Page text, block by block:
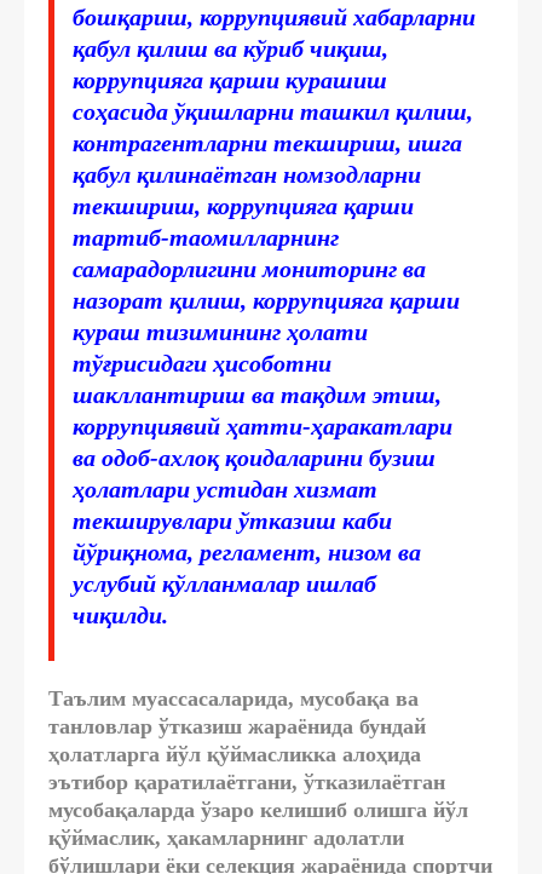
бошқариш, коррупциявий хабарларни
қабул қилиш ва кўриб чиқиш,
коррупцияга қарши курашиш
соҳасида ўқишларни ташкил қилиш,
контрагентларни текшириш, ишга
қабул қилинаётган номзодларни
текшириш, коррупцияга қарши
тартиб-таомилларнинг
самарадорлигини мониторинг ва
назорат қилиш, коррупцияга қарши
кураш тизимининг ҳолати
тўғрисидаги ҳисоботни
шакллантириш ва тақдим этиш,
коррупциявий ҳатти-ҳаракатлари
ва одоб-ахлоқ қоидаларини бузиш
ҳолатлари устидан хизмат
текширувлари ўтказиш каби
йўриқнома, регламент, низом ва
услубий қўлланмалар ишлаб
чиқилди.
Таълим муассасаларида, мусобақа ва
танловлар ўтказиш жараёнида бундай
ҳолатларга йўл қўймасликка алоҳида
эътибор қаратилаётгани, ўтказилаётган
мусобақаларда ўзаро келишиб олишга йўл
қўймаслик, ҳакамларнинг адолатли
бўлишлари ёки селекция жараёнида спортчи